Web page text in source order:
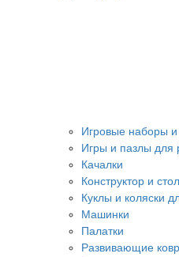
Игровые наборы
Игры и пазлы для
Качалки
Конструктор и
Куклы и коляски
Машинки
Палатки
Развивающие